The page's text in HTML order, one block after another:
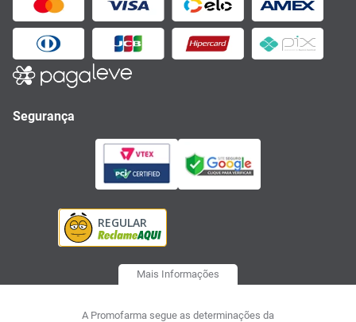
Segurança
Mais Informações
A Promofarma segue as determinações da